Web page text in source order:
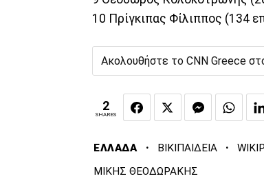
10 Πρίγκιπας Φίλιππος (134
Ακολουθήστε το CNN Greece
2
SHARES
ΕΛΛΑΔΑ · ΒΙΚΙΠΑΙΔΕΙΑ ·
ΜΙΚΗΣ ΘΕΟΔΩΡΑΚΗΣ